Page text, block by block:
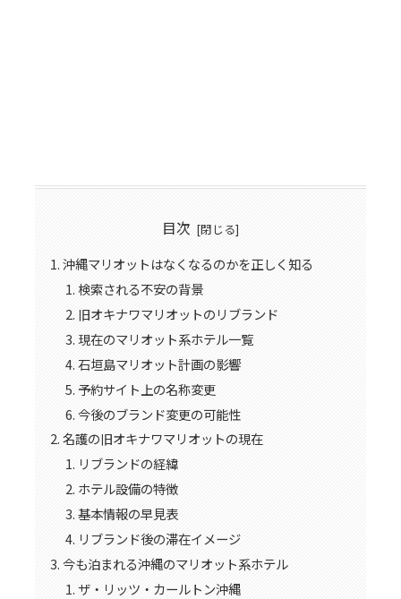
目次
沖縄マリオットはなくなるのかを正しく知る
検索される不安の背景
旧オキナワマリオットのリブランド
現在のマリオット系ホテル一覧
石垣島マリオット計画の影響
予約サイト上の名称変更
今後のブランド変更の可能性
名護の旧オキナワマリオットの現在
リブランドの経緯
ホテル設備の特徴
基本情報の早見表
リブランド後の滞在イメージ
今も泊まれる沖縄のマリオット系ホテル
ザ・リッツ・カールトン沖縄